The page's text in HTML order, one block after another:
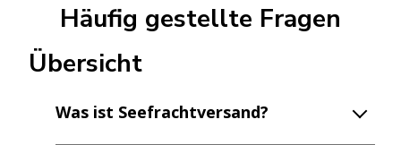
Häufig gestellte Fragen
Übersicht
Was ist Seefrachtversand?